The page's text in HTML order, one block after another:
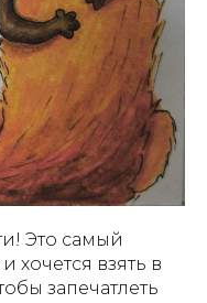
Это самый
хочется взять в
запечатлеть